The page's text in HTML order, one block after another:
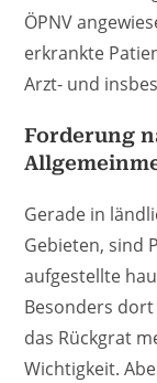
ÖPNV
erkrankte
Arzt- und
Forderung
Gerade in
Gebieten, sind
aufgestellte
Besonders
das Rückgrat
Wichtigkeit.